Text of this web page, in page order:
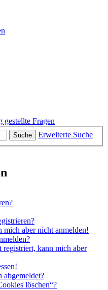
gestellte Fragen
Suche
Erweiterte Suche
mich aber nicht anmelden!
kann mich aber
abgemeldet?
löschen“?